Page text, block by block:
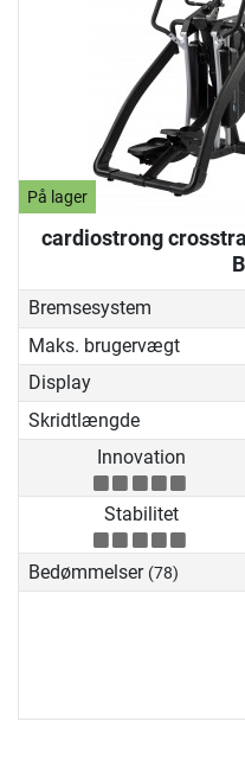
På lager
cardiostrong
Bremsesystem
Maks. brugervægt
Display
Skridtlængde
Innovation
Stabilitet
Bedømmelser (78)